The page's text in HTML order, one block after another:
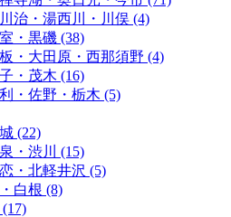
治・湯西川・川俣 (4)
・黒磯 (38)
・大田原・西那須野 (4)
・茂木 (16)
・佐野・栃木 (5)
(22)
・渋川
(15)
・北軽井沢 (5)
白根 (8)
(17)